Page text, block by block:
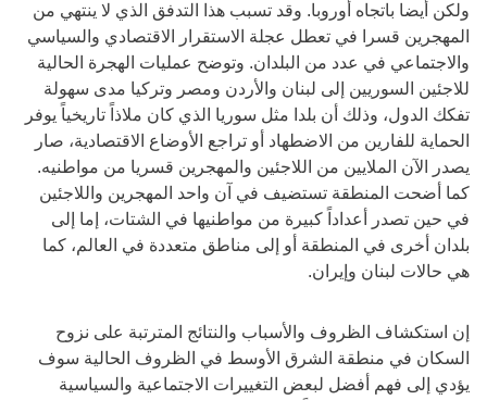
ولكن أيضا باتجاه أوروبا. وقد تسبب هذا التدفق الذي لا ينتهي من
المهجرين قسرا في تعطل عجلة الاستقرار الاقتصادي والسياسي
والاجتماعي في عدد من البلدان. وتوضح عمليات الهجرة الحالية
للاجئين السوريين إلى لبنان والأردن ومصر وتركيا مدى سهولة
تفكك الدول، وذلك أن بلدا مثل سوريا الذي كان ملاذاً تاريخياً يوفر
الحماية للفارين من الاضطهاد أو تراجع الأوضاع الاقتصادية، صار
يصدر الآن الملايين من اللاجئين والمهجرين قسريا من مواطنيه.
كما أضحت المنطقة تستضيف في آن واحد المهجرين واللاجئين
في حين تصدر أعداداً كبيرة من مواطنيها في الشتات، إما إلى
بلدان أخرى في المنطقة أو إلى مناطق متعددة في العالم، كما
هي حالات لبنان وإيران.
إن استكشاف الظروف والأسباب والنتائج المترتبة على نزوح
السكان في منطقة الشرق الأوسط في الظروف الحالية سوف
يؤدي إلى فهم أفضل لبعض التغييرات الاجتماعية والسياسية